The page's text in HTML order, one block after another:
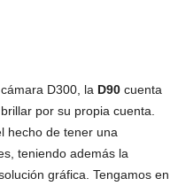
D300, la D90 cuenta
por su propia cuenta.
hecho de tener una
teniendo además la
gráfica. Tengamos en